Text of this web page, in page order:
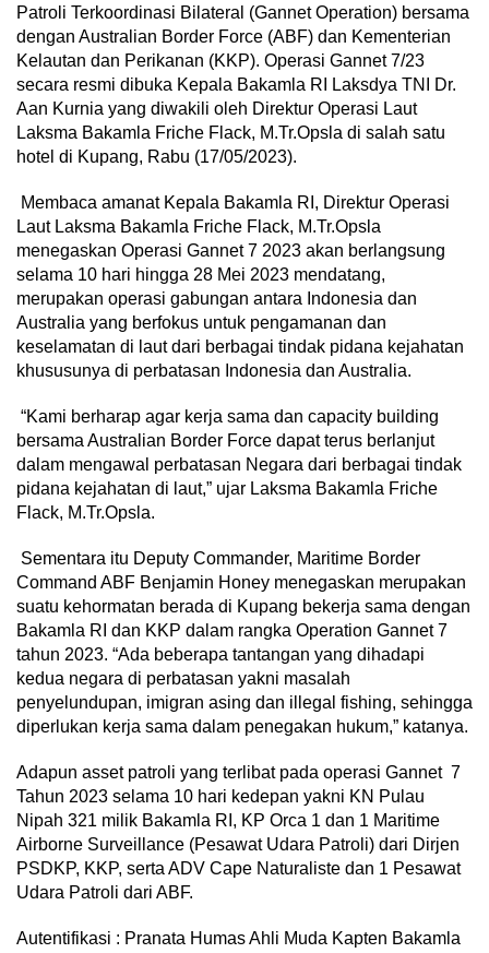
Patroli Terkoordinasi Bilateral (Gannet Operation) bersama
dengan Australian Border Force (ABF) dan Kementerian
Kelautan dan Perikanan (KKP). Operasi Gannet 7/23
secara resmi dibuka Kepala Bakamla RI Laksdya TNI Dr.
Aan Kurnia yang diwakili oleh Direktur Operasi Laut
Laksma Bakamla Friche Flack, M.Tr.Opsla di salah satu
hotel di Kupang, Rabu (17/05/2023).
Membaca amanat Kepala Bakamla RI, Direktur Operasi
Laut Laksma Bakamla Friche Flack, M.Tr.Opsla
menegaskan Operasi Gannet 7 2023 akan berlangsung
selama 10 hari hingga 28 Mei 2023 mendatang,
merupakan operasi gabungan antara Indonesia dan
Australia yang berfokus untuk pengamanan dan
keselamatan di laut dari berbagai tindak pidana kejahatan
khususunya di perbatasan Indonesia dan Australia.
“Kami berharap agar kerja sama dan capacity building
bersama Australian Border Force dapat terus berlanjut
dalam mengawal perbatasan Negara dari berbagai tindak
pidana kejahatan di laut,” ujar Laksma Bakamla Friche
Flack, M.Tr.Opsla.
Sementara itu Deputy Commander, Maritime Border
Command ABF Benjamin Honey menegaskan merupakan
suatu kehormatan berada di Kupang bekerja sama dengan
Bakamla RI dan KKP dalam rangka Operation Gannet 7
tahun 2023. “Ada beberapa tantangan yang dihadapi
kedua negara di perbatasan yakni masalah
penyelundupan, imigran asing dan illegal fishing, sehingga
diperlukan kerja sama dalam penegakan hukum,” katanya.
Adapun asset patroli yang terlibat pada operasi Gannet 7
Tahun 2023 selama 10 hari kedepan yakni KN Pulau
Nipah 321 milik Bakamla RI, KP Orca 1 dan 1 Maritime
Airborne Surveillance (Pesawat Udara Patroli) dari Dirjen
PSDKP, KKP, serta ADV Cape Naturaliste dan 1 Pesawat
Udara Patroli dari ABF.
Autentifikasi : Pranata Humas Ahli Muda Kapten Bakamla